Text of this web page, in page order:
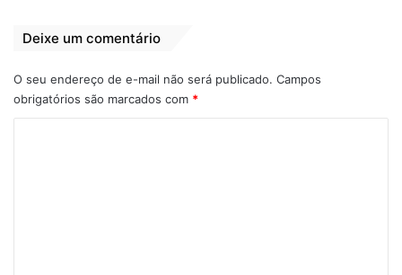
1 de janeiro de 2022
Em "PINHEIRO-MA"
Deixe um comentário
O seu endereço de e-mail não será publicado. Campos
obrigatórios são marcados com *